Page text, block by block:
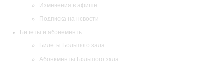
Изменения в афише
Подписка на новости
Билеты и абонементы
Билеты Большого зала
Абонементы Большого зала